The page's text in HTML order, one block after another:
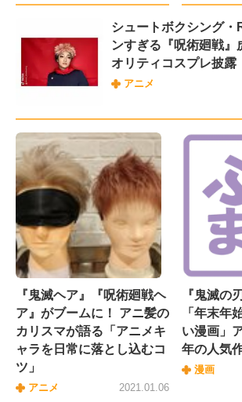
シュートボクシング・
ンすぎる『呪術廻戦』
オリティコスプレ披露
アニメ
『鬼滅ヘア』『呪術廻戦ヘ
ア』がブームに！ アニ髪の
カリスマが語る「アニメキ
ャラを日常に落とし込むコ
ツ」
アニメ 2021.01.06
『鬼滅の
「年末年
い漫画」
年の人気
漫画